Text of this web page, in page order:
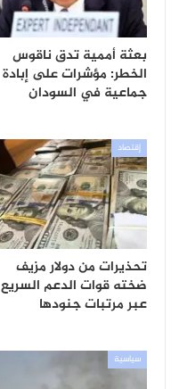
بعثة أممية تدق ناقوس
الخطر: مؤشرات على إبادة
جماعية في السودان
إقتصاد
تحذيرات من دولار مزيف
ضخته قوات الدعم السريع
عبر مرتبات جنودها
سياسية